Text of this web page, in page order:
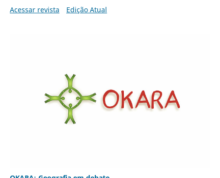
Acessar revista
Edição Atual